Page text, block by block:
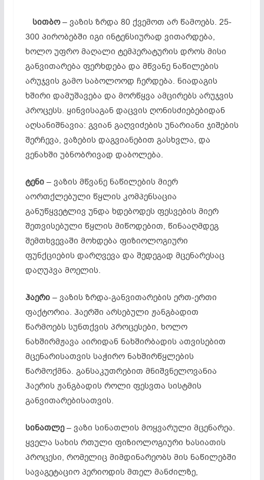
სითბო– ვაზის ზრდა 80 ქვემოთ არ წამოებს. 25-
300 პირობებში იგი ინტენსიურად ვითარდება,
ხოლო უფრო მაღალი ტემპერატურის დროს მისი
განვითარება ფერხდება და მწვანე ნაწილების
არუჯვის გამო საბოლოოდ ჩერდება. ნიადაგის
ხშირი დამუშავება და მორწყვა ამცირებს არუჯვის
პროცესს. ყინვისაგან დაცვის ღონისძიებებიდან
აღსანიშნავია: გვიან გაღვიძების უნარიანი ჯიშების
შერჩევა, ვაზების დაგვიანებით გასხვლა, და
ვენახში უბნობრივად დაბოლება.
ტენი – ვაზის მწვანე ნაწილების მიერ
აორთქლებული წყლის კომპენსაცია
განუწყვეტლივ უნდა ხდებოდეს ფესვების მიერ
შეთვისებული წყლის მიწოდებით, წინააღმდეგ
შემთხვევაში მოხდება ფიზიოლოგიური
ფუნქციების დარღვევა და შედეგად მცენარესაც
დაღუპვა მოელის.
ჰაერი – ვაზის ზრდა-განვითარების ერთ-ერთი
ფაქტორია. ჰაერში არსებული ჟანგბადით
წარმოებს სუნთქვის პროცესები, ხოლო
ნახშირმჟავა აირიდან ნახშირბადის ათვისებით
მცენარისათვის საჭირო ნახშირწყლების
წარმოქმნა. განსაკუთრებით მნიშვნელოვანია
ჰაერის ჟანგბადის როლი ფესვთა სისტმის
განვითარებისათვის.
სინათლე– ვაზი სინათლის მოყვარული მცენარეა.
ყველა სახის რთული ფიზიოლოგიური ხასიათის
პროცესი, რომელიც მიმდინარეობს მის ნაწილებში
სავაგეტაციო პერიოდის მთელ მანძილზე,